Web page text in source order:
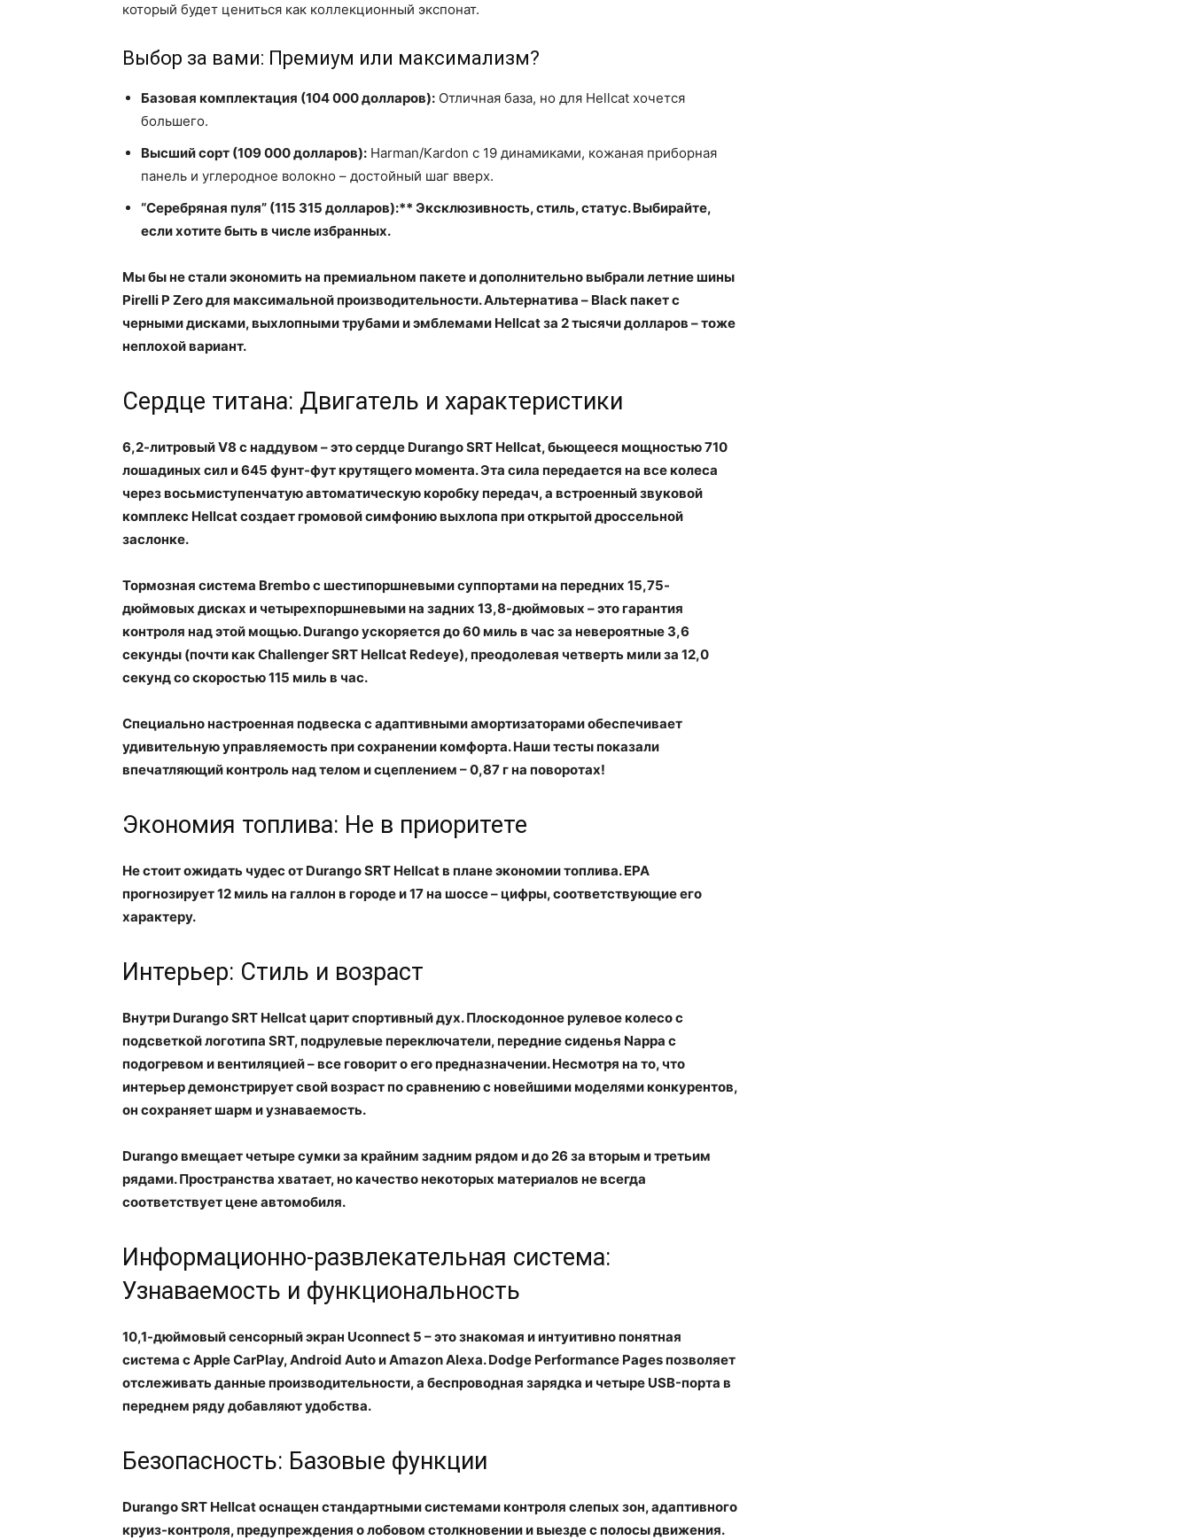
который будет цениться как коллекционный экспонат.
Выбор за вами: Премиум или максимализм?
Базовая комплектация (104 000 долларов): Отличная база, но для Hellcat хочется
большего.
Высший сорт (109 000 долларов): Harman/Kardon с 19 динамиками, кожаная приборная
панель и углеродное волокно – достойный шаг вверх.
“Серебряная пуля” (115 315 долларов):** Эксклюзивность, стиль, статус. Выбирайте,
если хотите быть в числе избранных.
Мы бы не стали экономить на премиальном пакете и дополнительно выбрали летние шины
Pirelli P Zero для максимальной производительности. Альтернатива – Black пакет с
черными дисками, выхлопными трубами и эмблемами Hellcat за 2 тысячи долларов – тоже
неплохой вариант.
Сердце титана: Двигатель и характеристики
6,2-литровый V8 с наддувом – это сердце Durango SRT Hellcat, бьющееся мощностью 710
лошадиных сил и 645 фунт-фут крутящего момента. Эта сила передается на все колеса
через восьмиступенчатую автоматическую коробку передач, а встроенный звуковой
комплекс Hellcat создает громовой симфонию выхлопа при открытой дроссельной
заслонке.
Тормозная система Brembo с шестипоршневыми суппортами на передних 15,75-
дюймовых дисках и четырехпоршневыми на задних 13,8-дюймовых – это гарантия
контроля над этой мощью. Durango ускоряется до 60 миль в час за невероятные 3,6
секунды (почти как Challenger SRT Hellcat Redeye), преодолевая четверть мили за 12,0
секунд со скоростью 115 миль в час.
Специально настроенная подвеска с адаптивными амортизаторами обеспечивает
удивительную управляемость при сохранении комфорта. Наши тесты показали
впечатляющий контроль над телом и сцеплением – 0,87 г на поворотах!
Экономия топлива: Не в приоритете
Не стоит ожидать чудес от Durango SRT Hellcat в плане экономии топлива. EPA
прогнозирует 12 миль на галлон в городе и 17 на шоссе – цифры, соответствующие его
характеру.
Интерьер: Стиль и возраст
Внутри Durango SRT Hellcat царит спортивный дух. Плоскодонное рулевое колесо с
подсветкой логотипа SRT, подрулевые переключатели, передние сиденья Nappa с
подогревом и вентиляцией – все говорит о его предназначении. Несмотря на то, что
интерьер демонстрирует свой возраст по сравнению с новейшими моделями конкурентов,
он сохраняет шарм и узнаваемость.
Durango вмещает четыре сумки за крайним задним рядом и до 26 за вторым и третьим
рядами. Пространства хватает, но качество некоторых материалов не всегда
соответствует цене автомобиля.
Информационно-развлекательная система:
Узнаваемость и функциональность
10,1-дюймовый сенсорный экран Uconnect 5 – это знакомая и интуитивно понятная
система с Apple CarPlay, Android Auto и Amazon Alexa. Dodge Performance Pages позволяет
отслеживать данные производительности, а беспроводная зарядка и четыре USB-порта в
переднем ряду добавляют удобства.
Безопасность: Базовые функции
Durango SRT Hellcat оснащен стандартными системами контроля слепых зон, адаптивного
круиз-контроля, предупреждения о лобовом столкновении и выезде с полосы движения.